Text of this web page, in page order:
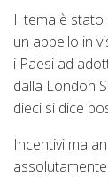
Il tema è
un appello in
i Paesi ad
dalla London
dieci si dice
Incentivi ma